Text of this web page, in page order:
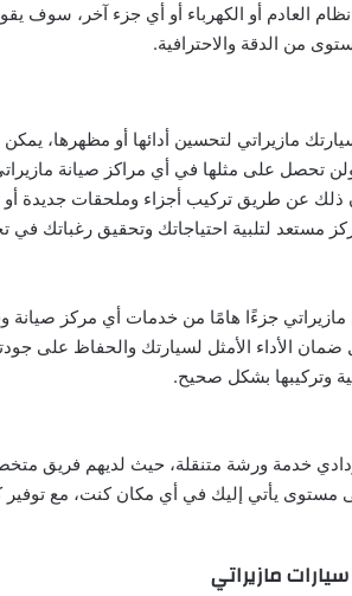
العادم أو الكهرباء أو أي جزء آخر، سوف
من الدقة والاحترافية.
مازيراتي لتحسين أدائها أو مظهرها،
تحصل على مثلها في أي مراكز صيانة
عن طريق تركيب أجزاء وملحقات جديدة أو
مستعد لتلبية احتياجاتك وتحقيق رغباتك
مازيراتي جزءًا هامًا من خدمات أي مركز
الأداء الأمثل لسيارتك والحفاظ على
وتركيبها بشكل صحيح.
خدمة ورشة متنقلة، حيث لديهم فريق
مستوى يأتي إليك في أي مكان كنت، مع توفير
مازيراتي